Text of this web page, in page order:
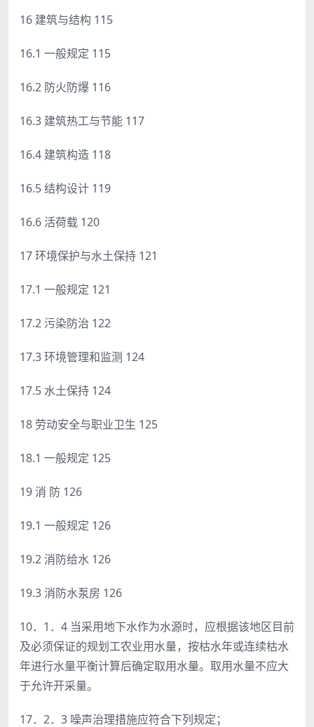
16 建筑与结构 115
16.1 一般规定 115
16.2 防火防爆 116
16.3 建筑热工与节能 117
16.4 建筑构造 118
16.5 结构设计 119
16.6 活荷载 120
17 环境保护与水土保持 121
17.1 一般规定 121
17.2 污染防治 122
17.3 环境管理和监测 124
17.5 水土保持 124
18 劳动安全与职业卫生 125
18.1 一般规定 125
19 消 防 126
19.1 一般规定 126
19.2 消防给水 126
19.3 消防水泵房 126
10．1．4 当采用地下水作为水源时，应根据该地区目前
及必须保证的规划工农业用水量，按枯水年或连续枯水
年进行水量平衡计算后确定取用水量。取用水量不应大
于允许开采量。
17．2．3 噪声治理措施应符合下列规定；